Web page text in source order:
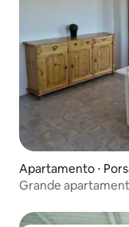
Apartamento ⋅
Grande